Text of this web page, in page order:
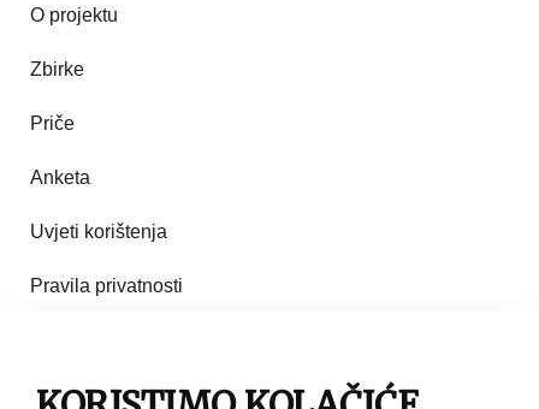
O projektu
Zbirke
Priče
Anketa
Uvjeti korištenja
Pravila privatnosti
Pravila korištenja